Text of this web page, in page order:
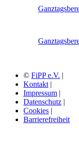
© FiPP e.V. |
Kontakt |
Impressum |
Datenschutz |
Cookies |
Barrierefreiheit